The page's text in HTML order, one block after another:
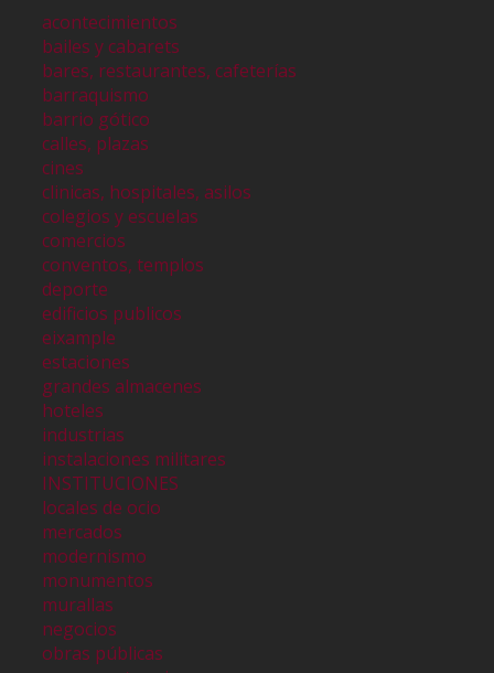
acontecimientos
bailes y cabarets
bares, restaurantes, cafeterías
barraquismo
barrio gótico
calles, plazas
cines
clinicas, hospitales, asilos
colegios y escuelas
comercios
conventos, templos
deporte
edificios publicos
eixample
estaciones
grandes almacenes
hoteles
industrias
instalaciones militares
INSTITUCIONES
locales de ocio
mercados
modernismo
monumentos
murallas
negocios
obras públicas